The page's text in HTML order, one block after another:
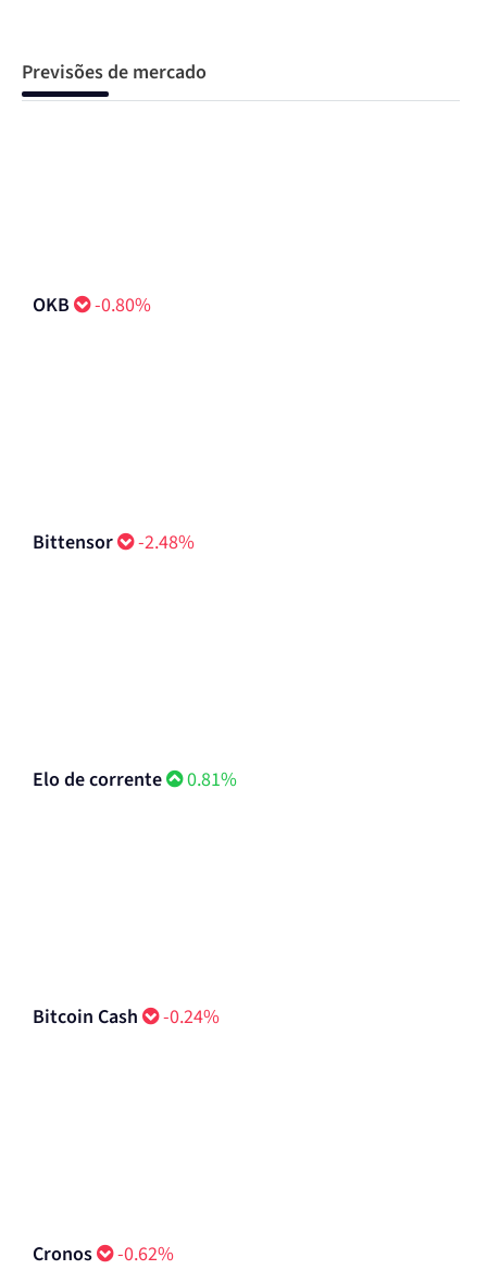
Previsões de mercado
OKB -0.80%
Bittensor -2.48%
Elo de corrente 0.81%
Bitcoin Cash -0.24%